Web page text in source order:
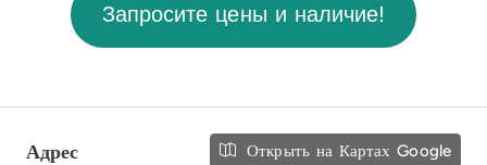
Запросите цены и наличие!
Адрес Открыть на Картах Google